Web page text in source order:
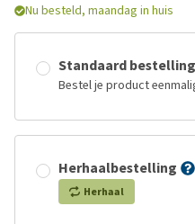
Nu besteld, maandag in huis
Standaard bestelling
Bestel je product
Herhaalbestelling
Herhaal